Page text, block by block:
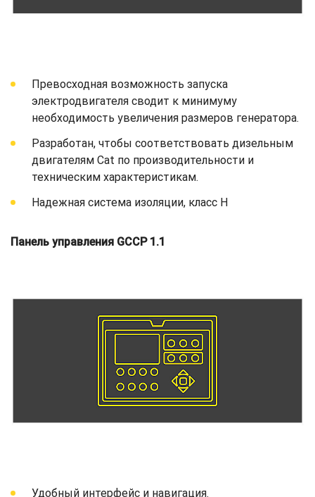
Превосходная возможность запуска
электродвигателя сводит к минимуму
необходимость увеличения размеров генератора.
Разработан, чтобы соответствовать дизельным
двигателям Cat по производительности и
техническим характеристикам.
Надежная система изоляции, класс H
Панель управления GCCP 1.1
Удобный интерфейс и навигация.